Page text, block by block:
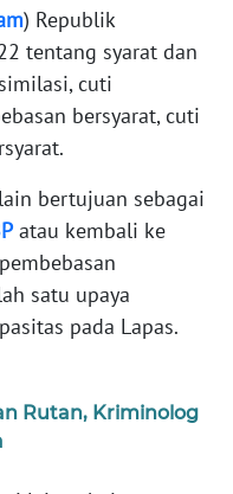
) Republik
tentang syarat dan
cuti
bersyarat, cuti
bertujuan sebagai
atau kembali ke
satu upaya
pada Lapas.
Rutan, Kriminolog